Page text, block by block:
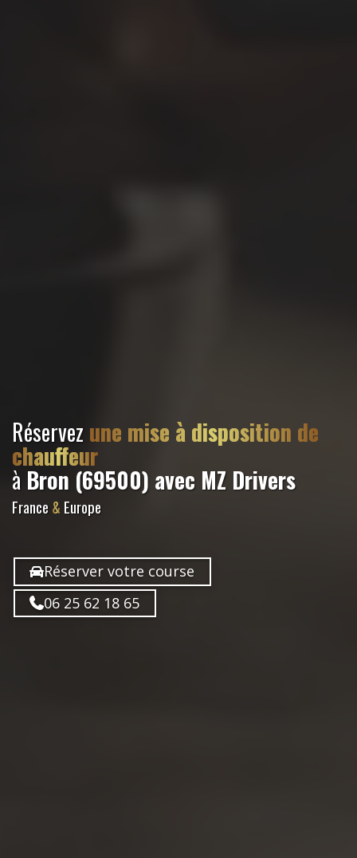
Réservez une mise à disposition de
chauffeur
à Bron (69500) avec MZ Drivers
France & Europe
Réserver votre course
06 25 62 18 65